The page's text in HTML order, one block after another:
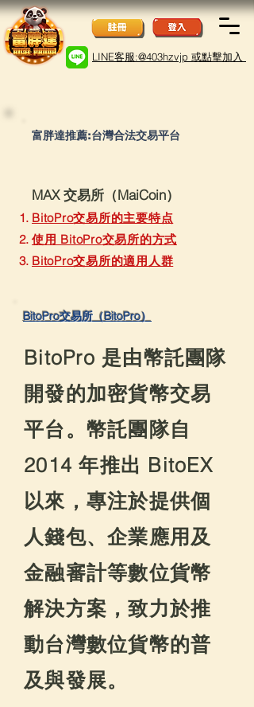
LINE客服:@403hzvjp 或點擊加入
​富胖達推薦:台灣合法交易平台
MAX 交易所（MaiCoin）
BitoPro交易所的主要特点
使用 BitoPro交易所的方式
BitoPro交易所的適用人群
BitoPro交易所（BitoPro）
BitoPro 是由幣託團隊
開發的加密貨幣交易
平台。幣託團隊自
2014 年推出 BitoEX
以來，專注於提供個
人錢包、企業應用及
金融審計等數位貨幣
解決方案，致力於推
動台灣數位貨幣的普
及與發展。